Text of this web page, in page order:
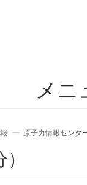
メニ
原子力情報センタ